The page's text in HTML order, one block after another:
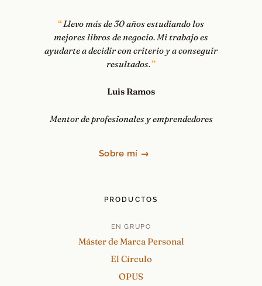
Llevo más de 30 años estudiando los
mejores libros de negocio. Mi trabajo es
ayudarte a decidir con criterio y a conseguir
resultados.
Luis Ramos
Mentor de profesionales y emprendedores
Sobre mí →
PRODUCTOS
EN GRUPO
Máster de Marca Personal
El Círculo
OPUS